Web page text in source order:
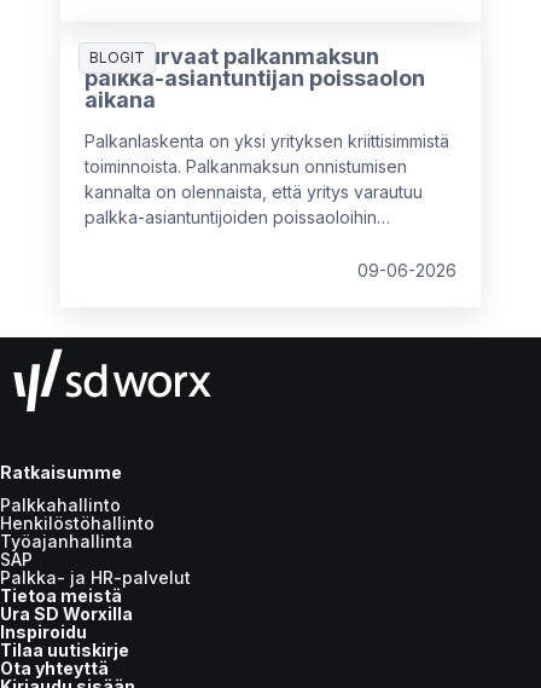
paikallinen mukautuminen on välttämätöntä.
BLOGIT
Näin turvaat palkanmaksun
palkka-asiantuntijan poissaolon
aikana
Palkanlaskenta on yksi yrityksen kriittisimmistä
toiminnoista. Palkanmaksun onnistumisen
kannalta on olennaista, että yritys varautuu
palkka-asiantuntijoiden poissaoloihin
09-06-2026
Ratkaisumme
Palkkahallinto
Henkilöstöhallinto
Työajanhallinta
SAP
Palkka- ja HR-palvelut
Tietoa meistä
Ura SD Worxilla
Inspiroidu
Tilaa uutiskirje
Ota yhteyttä